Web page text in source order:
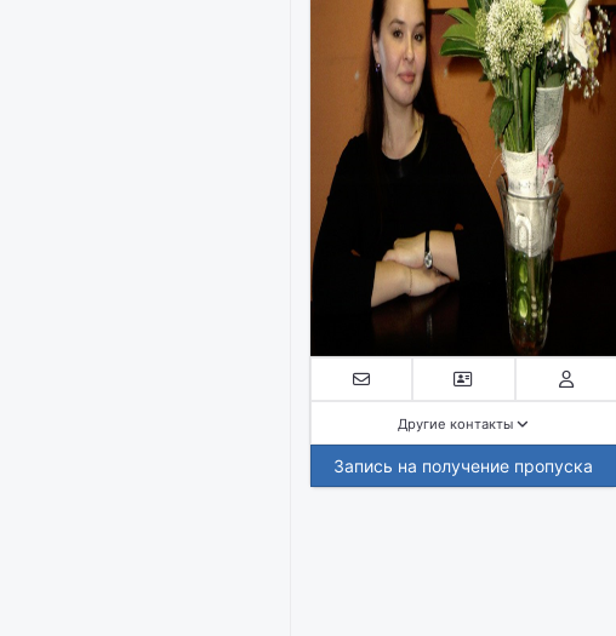
Другие контакты
Запись на получение пропуска